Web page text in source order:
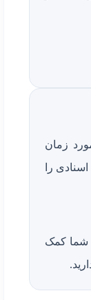
زمان
را
شما کمک